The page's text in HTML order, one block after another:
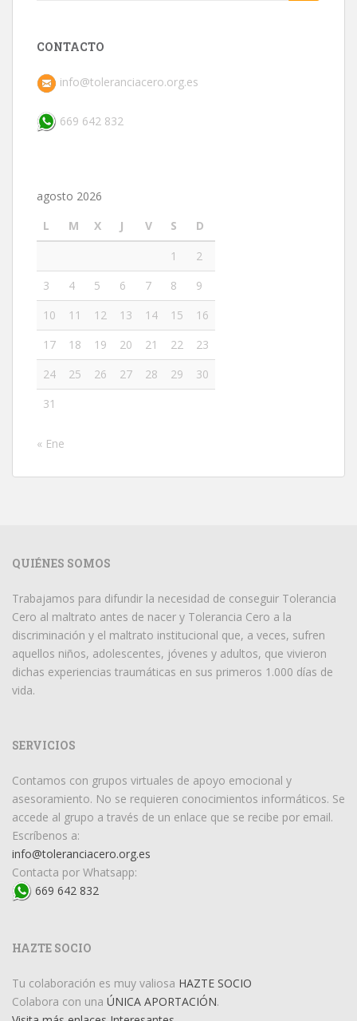
CONTACTO
info@toleranciacero.org.es
669 642 832
agosto 2026
L
M X J V S
D
1
2
3
4 5 6 7 8
9
10
11 12 13 14 15
16
17
18 19 20 21 22
23
24
25 26 27 28 29
30
31
« Ene
QUIÉNES SOMOS
Trabajamos para difundir la necesidad de conseguir Tolerancia
Cero al maltrato antes de nacer y Tolerancia Cero a la
discriminación y el maltrato institucional que, a veces, sufren
aquellos niños, adolescentes, jóvenes y adultos, que vivieron
dichas experiencias traumáticas en sus primeros 1.000 días de
vida.
SERVICIOS
Contamos con grupos virtuales de apoyo emocional y
asesoramiento. No se requieren conocimientos informáticos. Se
accede al grupo a través de un enlace que se recibe por email.
Escríbenos a:
info@toleranciacero.org.es
Contacta por Whatsapp:
669 642 832
HAZTE SOCIO
Tu colaboración es muy valiosa HAZTE SOCIO
Colabora con una ÚNICA APORTACIÓN.